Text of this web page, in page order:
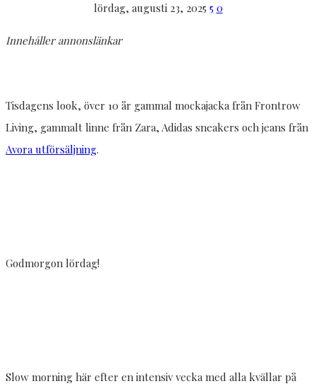
lördag, augusti 23, 2025 5 0
Innehåller annonslänkar
Tisdagens look, över 10 år gammal mockajacka från Frontrow
Living, gammalt linne från Zara, Adidas sneakers och jeans från
Avora utförsäljning.
Godmorgon lördag!
Slow morning här efter en intensiv vecka med alla kvällar på